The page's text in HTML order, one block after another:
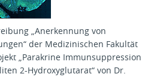
„Anerkennung von
der Medizinischen Fakultät
„Parakrine Immunsuppression
2-Hydroxyglutarat“ von Dr.